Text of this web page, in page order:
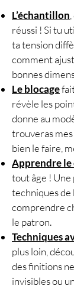
L’échantillon
réussi ! Si tu
ta tension
comment
bonnes
Le blocage
révèle les
donne au
trouveras
bien le faire,
Apprendre le
tout âge ! Une
techniques de
comprendre
le patron.
Techniques
plus loin,
des finitions
invisibles ou